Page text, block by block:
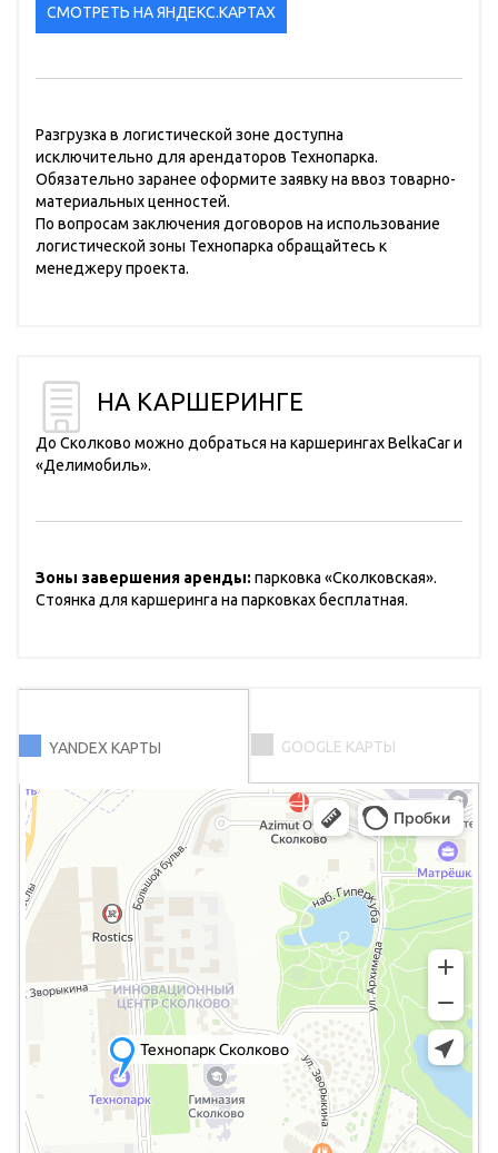
СМОТРЕТЬ НА ЯНДЕКС.КАРТАХ
Разгрузка в логистической зоне доступна
исключительно для арендаторов Технопарка.
Обязательно заранее оформите заявку на ввоз товарно-
материальных ценностей.
По вопросам заключения договоров на использование
логистической зоны Технопарка обращайтесь к
менеджеру проекта.
НА КАРШЕРИНГЕ
До Сколково можно добраться на каршерингах BelkaCar и
«Делимобиль».
Зоны завершения аренды: парковка «Сколковская».
Стоянка для каршеринга на парковках бесплатная.
YANDEX КАРТЫ GOOGLE КАРТЫ